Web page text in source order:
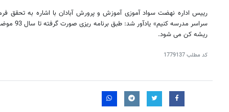
رییس اداره نهضت سواد آموزی آموزش و پرورش آبادان با اشاره به تحقق
ریشه کن می شود.
کد مطلب1779137